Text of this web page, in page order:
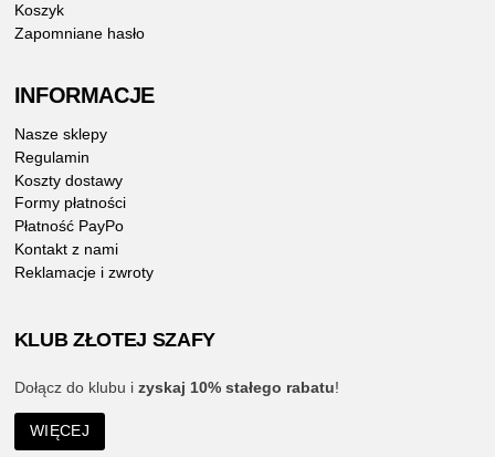
Koszyk
Zapomniane hasło
INFORMACJE
Nasze sklepy
Regulamin
Koszty dostawy
Formy płatności
Płatność PayPo
Kontakt z nami
Reklamacje i zwroty
KLUB ZŁOTEJ SZAFY
Dołącz do klubu i zyskaj 10% stałego rabatu!
WIĘCEJ